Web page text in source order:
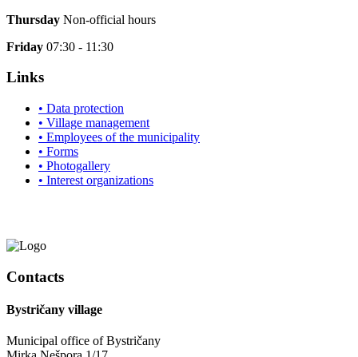
Thursday Non-official hours
Friday 07:30 - 11:30
Links
• Data protection
• Village management
• Employees of the municipality
• Forms
• Photogallery
• Interest organizations
Contacts
Bystričany village
Municipal office of Bystričany